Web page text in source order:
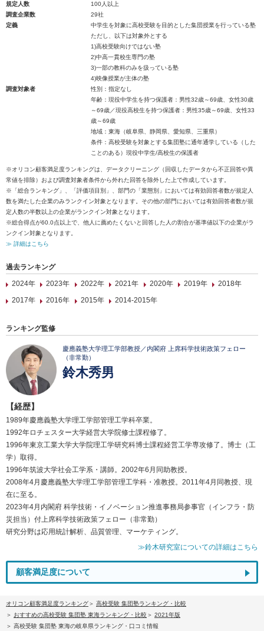
規定人数
100人以上
調査企業数
29社
定義
中学生を対象に高校受験を目的とした集団授業を行っている塾
ただし、以下は対象外とする
1)高校受験向けではない塾
2)中高一貫校生専門の塾
3)一部の教科のみを扱っている塾
4)映像授業が主体の塾
調査対象者
性別：指定なし
年齢：現役中学生を持つ保護者：男性32歳～69歳、女性30歳
～69歳／現役高校生を持つ保護者：男性35歳～69歳、女性33
歳～69歳
地域：東海（岐阜県、静岡県、愛知県、三重県）
条件：高校受験を対象とする集団塾に通年通学している（した
ことのある）現役中学生/高校生の保護者
※オリコン顧客満足度ランキングは、データクリーニング（回収したデータから不正回答や異
常値を排除）および調査対象者条件から外れた回答を除外した上で作成しています。
※「総合ランキング」、「評価項目別」、部門の「業態別」においては有効回答者数が規定人
数を満たした企業のみランクイン対象となります。その他の部門においては有効回答者数が規
定人数の半数以上の企業がランクイン対象となります。
※総合得点が60.0点以上で、他人に薦めたくないと回答した人の割合が基準値以下の企業がラ
ンクイン対象となります。
≫ 詳細はこちら
過去ランキング
2024年
2023年 2022年 2021年 2020年 2019年
2018年
2017年
2016年 2015年 2014-2015年
ランキング監修
慶應義塾大学理工学部教授／内閣府 上席科学技術政策フェロー
（非常勤）
鈴木秀男
【経歴】
1989年慶應義塾大学理工学部管理工学科卒業。
1992年ロチェスター大学経営大学院修士課程修了。
1996年東京工業大学大学院理工学研究科博士課程経営工学専攻修了。博士（工
学）取得。
1996年筑波大学社会工学系・講師。2002年6月同助教授。
2008年4月慶應義塾大学理工学部管理工学科・准教授。2011年4月同教授、現
在に至る。
2023年4月内閣府 科学技術・イノベーション推進事務局参事官（インフラ・防
災担当）付上席科学技術政策フェロー（非常勤）
研究分野は応用統計解析、品質管理、マーケティング。
≫鈴木研究室についての詳細はこちら
顧客満足度について
オリコン顧客満足度ランキング
高校受験 集団塾ランキング・比較
おすすめの高校受験 集団塾 東海ランキング・比較
2021年版
高校受験 集団塾 東海の岐阜県ランキング・口コミ情報